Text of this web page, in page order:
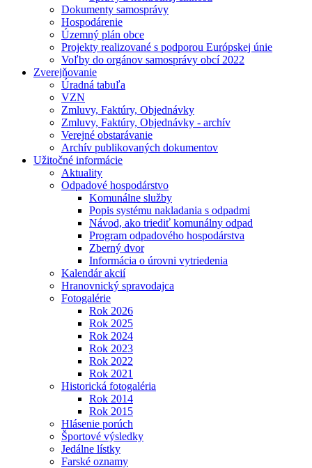
Dokumenty samosprávy
Hospodárenie
Územný plán obce
Projekty realizované s podporou Európskej únie
Voľby do orgánov samosprávy obcí 2022
Zverejňovanie
Úradná tabuľa
VZN
Zmluvy, Faktúry, Objednávky
Zmluvy, Faktúry, Objednávky - archív
Verejné obstarávanie
Archív publikovaných dokumentov
Užitočné informácie
Aktuality
Odpadové hospodárstvo
Komunálne služby
Popis systému nakladania s odpadmi
Návod, ako triediť komunálny odpad
Program odpadového hospodárstva
Zberný dvor
Informácia o úrovni vytriedenia
Kalendár akcií
Hranovnický spravodajca
Fotogalérie
Rok 2026
Rok 2025
Rok 2024
Rok 2023
Rok 2022
Rok 2021
Historická fotogaléria
Rok 2014
Rok 2015
Hlásenie porúch
Športové výsledky
Jedálne lístky
Farské oznamy